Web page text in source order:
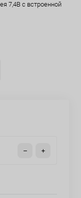
7,4В с встроенной